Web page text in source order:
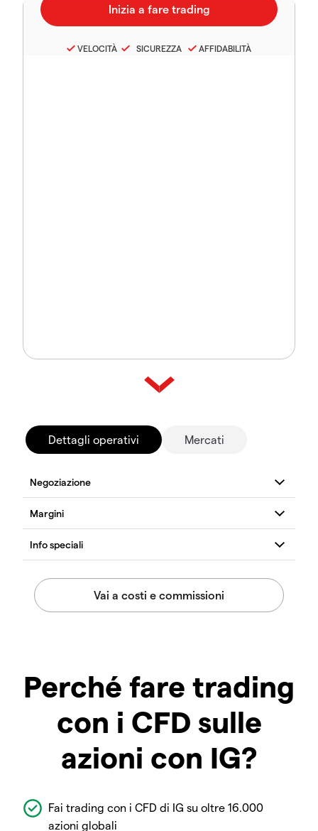
VELOCITÀ SICUREZZA AFFIDABILITÀ
Dettagli operativi Mercati
Perché fare trading
con i CFD sulle
azioni con IG?
Fai trading con i CFD di IG su oltre 16.000
azioni globali